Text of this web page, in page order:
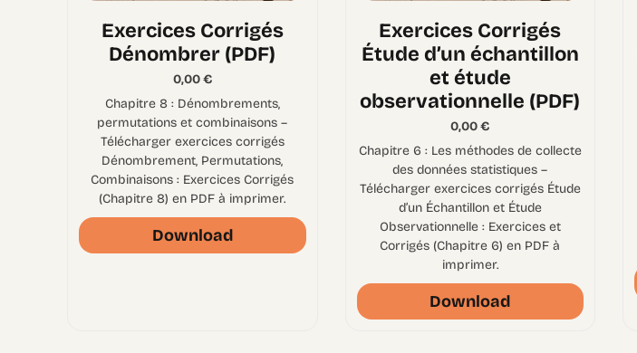
Exercices Corrigés
Dénombrer (PDF)
0,00€
Chapitre 8 : Dénombrements,
permutations et combinaisons –
Télécharger exercices corrigés
Dénombrement, Permutations,
Combinaisons : Exercices Corrigés
(Chapitre 8) en PDF à imprimer.
Download
Exercices Corrigés
Étude d’un échantillon
et étude
observationnelle (PDF)
0,00€
Chapitre 6 : Les méthodes de collecte
des données statistiques –
Télécharger exercices corrigés Étude
d’un Échantillon et Étude
Observationnelle : Exercices et
Corrigés (Chapitre 6) en PDF à
imprimer.
Download